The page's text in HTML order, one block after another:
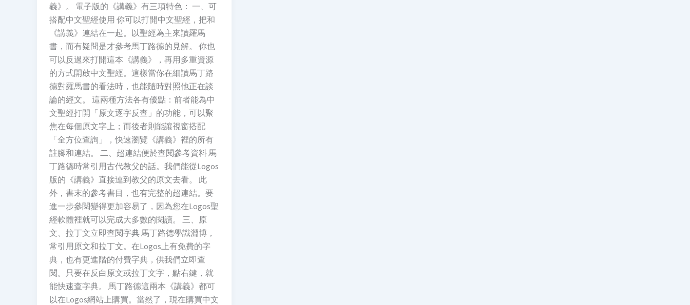
義》。 電子版的《講義》有三項特色： 一、可
搭配中文聖經使用 你可以打開中文聖經，把和
《講義》連結在一起。以聖經為主來讀羅馬
書，而有疑問是才參考馬丁路德的見解。 你也
可以反過來打開這本《講義》，再用多重資源
的方式開啟中文聖經。這樣當你在細讀馬丁路
德對羅馬書的看法時，也能隨時對照他正在談
論的經文。 這兩種方法各有優點：前者能為中
文聖經打開「原文逐字反查」的功能，可以聚
焦在每個原文字上；而後者則能讓視窗搭配
「全方位查詢」，快速瀏覽《講義》裡的所有
註腳和連結。 二、超連結便於查閱參考資料 馬
丁路德時常引用古代教父的話。我們能從Logos
版的《講義》直接連到教父的原文去看。 此
外，書末的參考書目，也有完整的超連結。要
進一步參閱變得更加容易了，因為您在Logos聖
經軟體裡就可以完成大多數的閱讀。 三、原
文、拉丁文立即查閱字典 馬丁路德學識淵博，
常引用原文和拉丁文。在Logos上有免費的字
典，也有更進階的付費字典，供我們立即查
閱。只要在反白原文或拉丁文字，點右鍵，就
能快速查字典。 馬丁路德這兩本《講義》都可
以在Logos網站上購買。當然了，現在購買中文